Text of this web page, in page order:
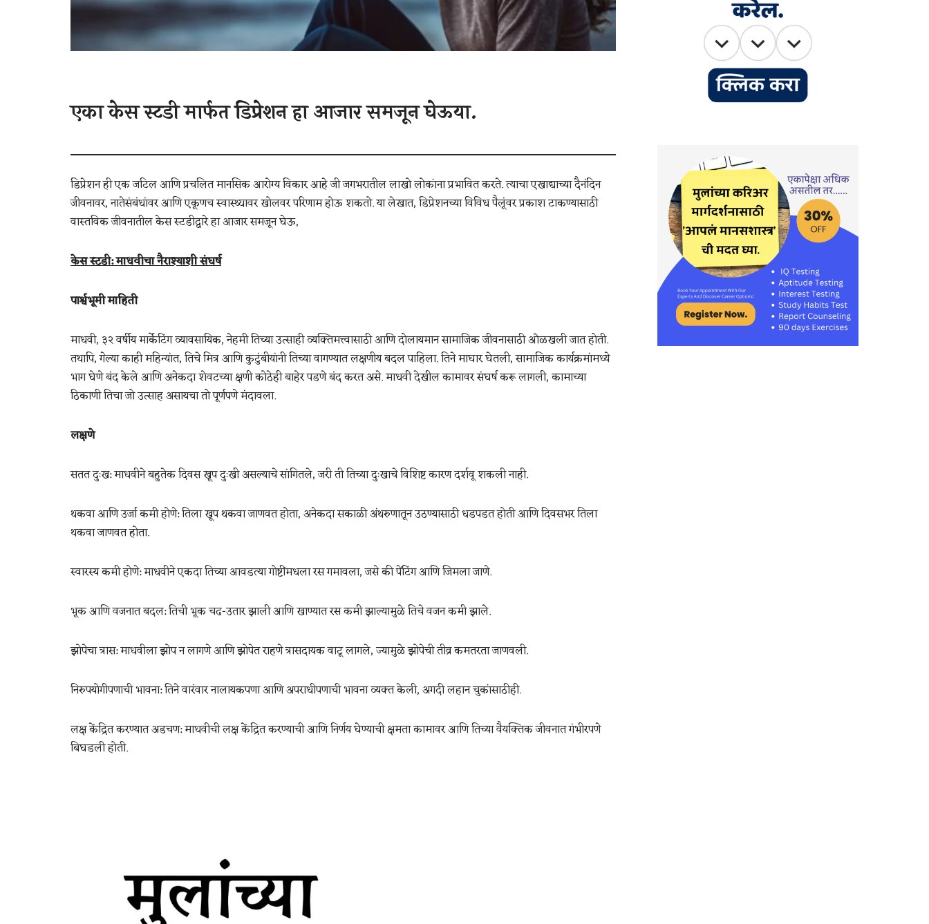
एका केस स्टडी मार्फत डिप्रेशन हा आजार समजून घेऊया.
डिप्रेशन ही एक जटिल आणि प्रचलित मानसिक आरोग्य विकार आहे जी जगभरातील लाखो लोकांना प्रभावित करते. त्याचा एखाद्याच्या दैनंदिन
जीवनावर, नातेसंबंधांवर आणि एकूणच स्वास्थ्यावर खोलवर परिणाम होऊ शकतो. या लेखात, डिप्रेशनच्या विविध पैलूंवर प्रकाश टाकण्यासाठी
वास्तविक जीवनातील केस स्टडीद्वारे हा आजार समजून घेऊ,
केस स्टडी: माधवीचा नैराश्याशी संघर्ष
पार्श्वभूमी माहिती
माधवी, ३२ वर्षीय मार्केटिंग व्यावसायिक, नेहमी तिच्या उत्साही व्यक्तिमत्त्वासाठी आणि दोलायमान सामाजिक जीवनासाठी ओळखली जात होती.
तथापि, गेल्या काही महिन्यांत, तिचे मित्र आणि कुटुंबीयांनी तिच्या वागण्यात लक्षणीय बदल पाहिला. तिने माघार घेतली, सामाजिक कार्यक्रमांमध्ये
भाग घेणे बंद केले आणि अनेकदा शेवटच्या क्षणी कोठेही बाहेर पडणे बंद करत असे. माधवी देखील कामावर संघर्ष करू लागली, कामाच्या
ठिकाणी तिचा जो उत्साह असायचा तो पूर्णपणे मंदावला.
लक्षणे
सतत दुःख: माधवीने बहुतेक दिवस खूप दुःखी असल्याचे सांगितले, जरी ती तिच्या दुःखाचे विशिष्ट कारण दर्शवू शकली नाही.
थकवा आणि उर्जा कमी होणे: तिला खूप थकवा जाणवत होता, अनेकदा सकाळी अंथरुणातून उठण्यासाठी धडपडत होती आणि दिवसभर तिला
थकवा जाणवत होता.
स्वारस्य कमी होणे: माधवीने एकदा तिच्या आवडत्या गोष्टींमधला रस गमावला, जसे की पेंटिंग आणि जिमला जाणे.
भूक आणि वजनात बदल: तिची भूक चढ-उतार झाली आणि खाण्यात रस कमी झाल्यामुळे तिचे वजन कमी झाले.
झोपेचा त्रास: माधवीला झोप न लागणे आणि झोपेत राहणे त्रासदायक वाटू लागले, ज्यामुळे झोपेची तीव्र कमतरता जाणवली.
निरुपयोगीपणाची भावना: तिने वारंवार नालायकपणा आणि अपराधीपणाची भावना व्यक्त केली, अगदी लहान चुकांसाठीही.
लक्ष केंद्रित करण्यात अडचण: माधवीची लक्ष केंद्रित करण्याची आणि निर्णय घेण्याची क्षमता कामावर आणि तिच्या वैयक्तिक जीवनात गंभीरपणे
बिघडली होती.